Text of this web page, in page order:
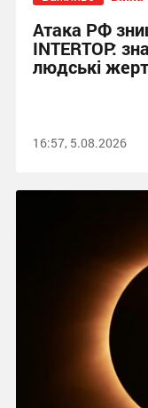
Атака РФ
INTERTOP:
людські
16:57, 5.08.2026